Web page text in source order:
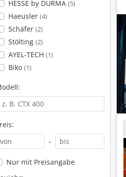
HESSE by DURMA (5)
Haeusler (4)
Schäfer (2)
Stölting (2)
AYEL-TECH (1)
Biko (1)
-
Nur mit Preisangabe